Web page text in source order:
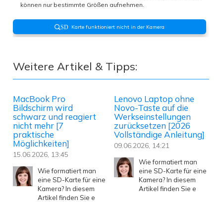
können nur bestimmte Größen aufnehmen.
SD Karte funktioniert nicht in der Kamera
Weitere Artikel & Tipps:
MacBook Pro
Bildschirm wird
schwarz und reagiert
nicht mehr [7
praktische
Möglichkeiten]
15.06.2026, 13:45
Wie formatiert man
eine SD-Karte für eine
Kamera? In diesem
Artikel finden Sie e
Lenovo Laptop ohne
Novo-Taste auf die
Werkseinstellungen
zurücksetzen [2026
Vollständige Anleitung]
09.06.2026, 14:21
Wie formatiert man
eine SD-Karte für eine
Kamera? In diesem
Artikel finden Sie e